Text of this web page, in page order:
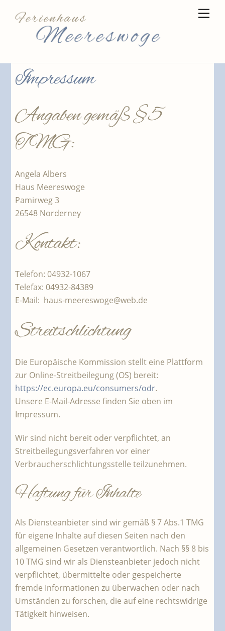
Impressum
Angaben gemäß § 5
TMG:
Angela Albers
Haus Meereswoge
Pamirweg 3
26548 Norderney
Kontakt:
Telefon: 04932-1067
Telefax: 04932-84389
E-Mail: haus-meereswoge@web.de
Streitschlichtung
Die Europäische Kommission stellt eine Plattform
zur Online-Streitbeilegung (OS) bereit:
https://ec.europa.eu/consumers/odr.
Unsere E-Mail-Adresse finden Sie oben im
Impressum.
Wir sind nicht bereit oder verpflichtet, an
Streitbeilegungsverfahren vor einer
Verbraucherschlichtungsstelle teilzunehmen.
Haftung für Inhalte
Als Diensteanbieter sind wir gemäß § 7 Abs.1 TMG
für eigene Inhalte auf diesen Seiten nach den
allgemeinen Gesetzen verantwortlich. Nach §§ 8 bis
10 TMG sind wir als Diensteanbieter jedoch nicht
verpflichtet, übermittelte oder gespeicherte
fremde Informationen zu überwachen oder nach
Umständen zu forschen, die auf eine rechtswidrige
Tätigkeit hinweisen.